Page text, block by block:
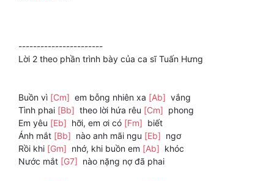
-----------------------
Lời 2 theo phần trình bày của ca sĩ Tuấn Hưng
Buồn vì [Cm] em bỗng nhiên xa [Ab] vắng
Tình phai [Bb] theo lời hứa rêu [Cm] phong
Em yêu [Eb] hỡi, em ơi có [Fm] biết
Ánh mắt [Bb] nào anh mãi ngu [Eb] ngơ
Rồi khi [Gm] nhớ, khi buồn em [Ab] khóc
Nước mắt [G7] nào nặng nợ đã phai